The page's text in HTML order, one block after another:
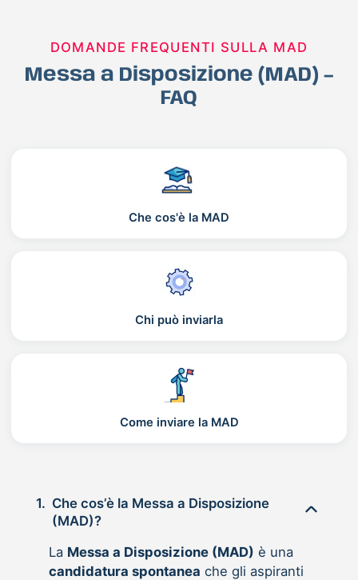
DOMANDE FREQUENTI SULLA MAD
Messa a Disposizione (MAD) –
FAQ
Che cos'è la MAD
Chi può inviarla
Come inviare la MAD
1. Che cos’è la Messa a Disposizione
(MAD)?
La Messa a Disposizione (MAD) è una
candidatura spontanea che gli aspiranti